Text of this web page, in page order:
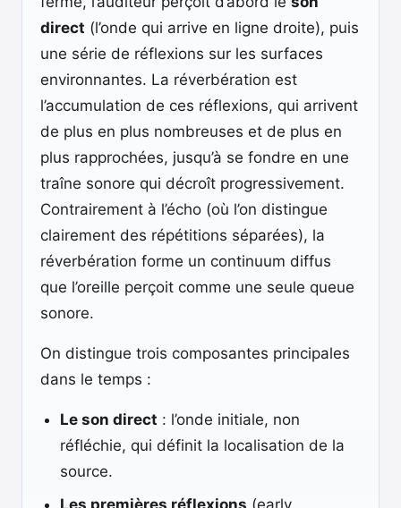
direct (l’onde qui arrive en ligne droite), puis
une série de réflexions sur les surfaces
environnantes. La réverbération est
l’accumulation de ces réflexions, qui arrivent
de plus en plus nombreuses et de plus en
plus rapprochées, jusqu’à se fondre en une
traîne sonore qui décroît progressivement.
Contrairement à l’écho (où l’on distingue
clairement des répétitions séparées), la
réverbération forme un continuum diffus
que l’oreille perçoit comme une seule queue
sonore.
On distingue trois composantes principales
dans le temps :
Le son direct : l’onde initiale, non
réfléchie, qui définit la localisation de la
source.
Les premières réflexions (early